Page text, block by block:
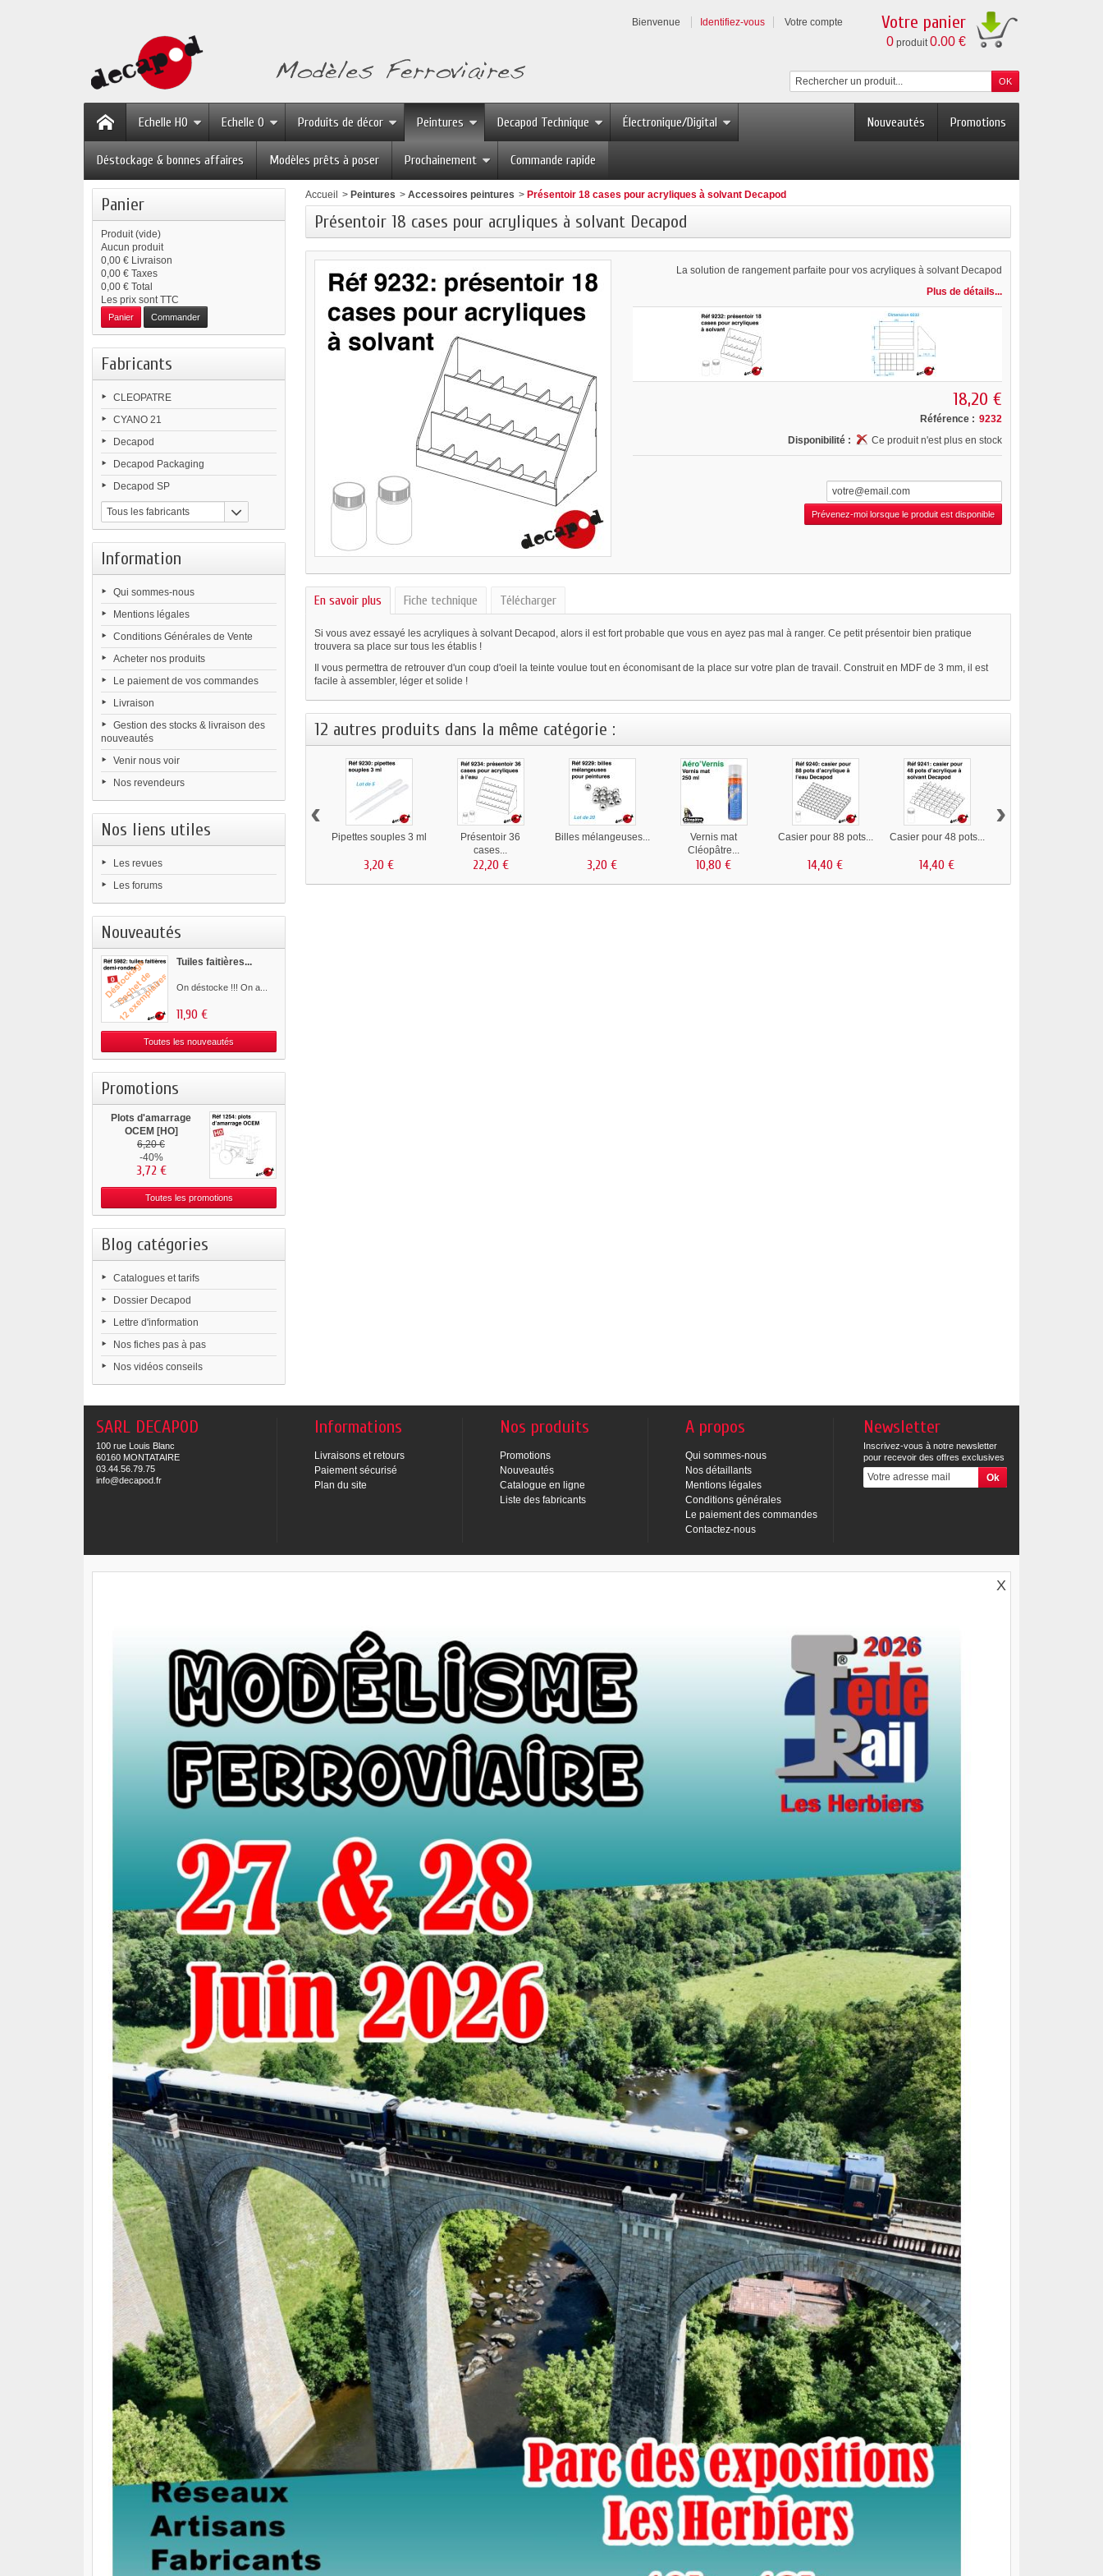
Bienvenue Identifiez-vous Votre compte Votre panier
0 produit0.00 €
Promotions
Nouveautés
Echelle HO Echelle O Produits de décor Peintures Decapod Technique Électronique/Digital
Déstockage & bonnes affaires Modèles prêts à poser Prochainement Commande rapide
Panier
Produit (vide)
Aucun produit
0,00 € Livraison
0,00 € Taxes
0,00 € Total
Les prix sont TTC
Panier Commander
Fabricants
CLEOPATRE
CYANO 21
Decapod
Decapod Packaging
Decapod SP
Tous les fabricants
Information
Qui sommes-nous
Mentions légales
Conditions Générales de Vente
Acheter nos produits
Le paiement de vos commandes
Livraison
Gestion des stocks & livraison des
nouveautés
Venir nous voir
Nos revendeurs
Nos liens utiles
Les revues
Les forums
Nouveautés
Tuiles faitières...
On déstocke !!! On a...
11,90 €
Toutes les nouveautés
Promotions
Plots d'amarrage
OCEM [HO]
6,20 €
-40%
3,72 €
Toutes les promotions
Blog catégories
Catalogues et tarifs
Dossier Decapod
Lettre d'information
Nos fiches pas à pas
Nos vidéos conseils
Accueil > Peintures > Accessoires peintures > Présentoir 18 cases pour acryliques à solvant Decapod
Présentoir 18 cases pour acryliques à solvant Decapod
La solution de rangement parfaite pour vos acryliques à solvant Decapod
Plus de détails...
18,20 €
Référence : 9232
Disponibilité :
Ce produit n'est plus en stock
Prévenez-moi lorsque le produit est disponible
En savoir plus Fiche technique Télécharger
Si vous avez essayé les acryliques à solvant Decapod, alors il est fort probable que vous en ayez pas mal à ranger. Ce petit présentoir bien pratique
trouvera sa place sur tous les établis !
Il vous permettra de retrouver d'un coup d'oeil la teinte voulue tout en économisant de la place sur votre plan de travail. Construit en MDF de 3 mm, il est
facile à assembler, léger et solide !
12 autres produits dans la même catégorie :
Pipettes souples 3 ml
3,20 €
Présentoir 36
cases...
22,20 €
Billes mélangeuses...
3,20 €
Vernis mat
Cléopâtre...
10,80 €
Casier pour 88 pots...
14,40 €
Casier pour 48 pots...
14,40 €
‹ ›
SARL DECAPOD
100 rue Louis Blanc
60160 MONTATAIRE
03.44.56.79.75
info@decapod.fr
Informations
Livraisons et retours
Paiement sécurisé
Plan du site
Nos produits
Promotions
Nouveautés
Catalogue en ligne
Liste des fabricants
A propos
Qui sommes-nous
Nos détaillants
Mentions légales
Conditions générales
Le paiement des commandes
Contactez-nous
Newsletter
Inscrivez-vous à notre newsletter
pour recevoir des offres exclusives
X